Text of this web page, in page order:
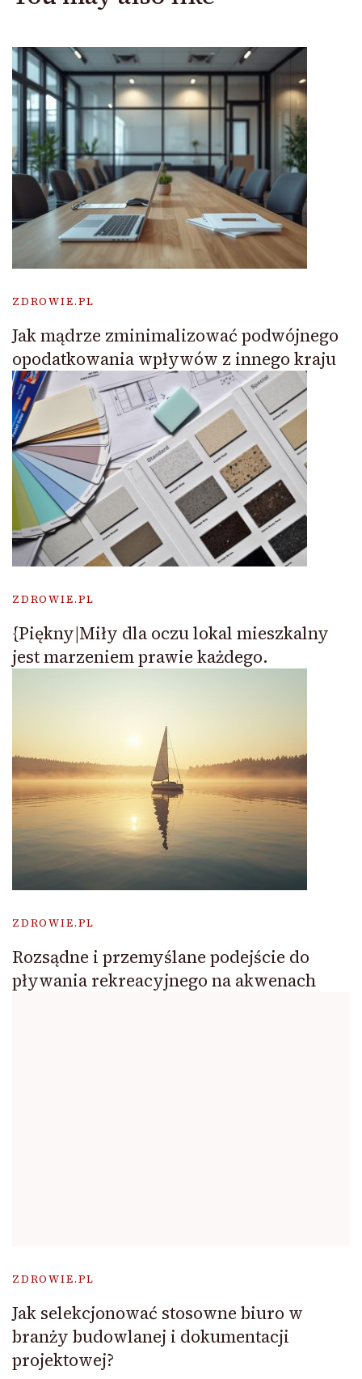
ZDROWIE.PL
Jak mądrze zminimalizować podwójnego
opodatkowania wpływów z innego kraju
ZDROWIE.PL
{Piękny|Miły dla oczu lokal mieszkalny
jest marzeniem prawie każdego.
ZDROWIE.PL
Rozsądne i przemyślane podejście do
pływania rekreacyjnego na akwenach
ZDROWIE.PL
Jak selekcjonować stosowne biuro w
branży budowlanej i dokumentacji
projektowej?